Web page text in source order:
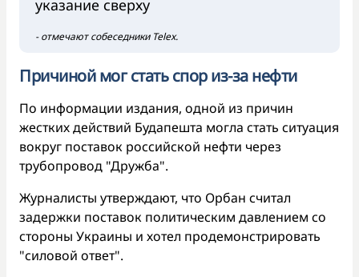
указание сверху
- отмечают собеседники Telex.
Причиной мог стать спор из-за нефти
По информации издания, одной из причин
жестких действий Будапешта могла стать ситуация
вокруг поставок российской нефти через
трубопровод "Дружба".
Журналисты утверждают, что Орбан считал
задержки поставок политическим давлением со
стороны Украины и хотел продемонстрировать
"силовой ответ".